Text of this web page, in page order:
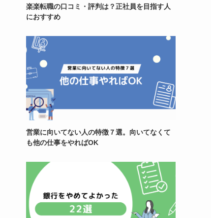
楽楽転職の口コミ・評判は？正社員を目指す人
におすすめ
営業に向いてない人の特徴７選。向いてなくて
も他の仕事をやればOK